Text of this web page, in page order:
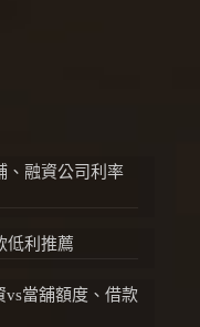
、融資公司利率
低利推薦
vs當舖額度、借款